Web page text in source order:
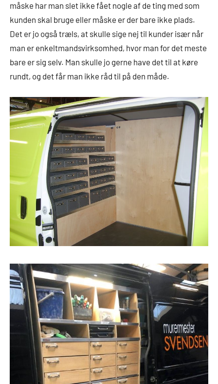
måske har man slet ikke fået nogle af de ting med som
kunden skal bruge eller måske er der bare ikke plads.
Det er jo også træls, at skulle sige nej til kunder især når
man er enkeltmandsvirksomhed, hvor man for det meste
bare er sig selv. Man skulle jo gerne have det til at køre
rundt, og det får man ikke råd til på den måde.